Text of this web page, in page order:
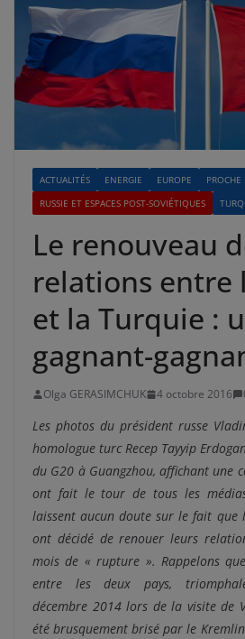
ACTUALITÉS ENERGIE EUROPE
RUSSIE ET ESPACES POST-SOVIÉTIQUES
Le renouveau
relations entre
et la Turquie :
gagnant-
Olga GERASIMCHUK 4 octobre 2016
Les photos du président russe
homologue turc Recep Tayyip
du G20 à Guangzhou, affichant une
ont fait le tour de tous les
laissent aucun doute sur le fait que
ont décidé de renouer leurs
mois de « rupture ». Rappelons
entre les deux pays,
décembre 2014 lors de la visite de
été brusquement brisé par le